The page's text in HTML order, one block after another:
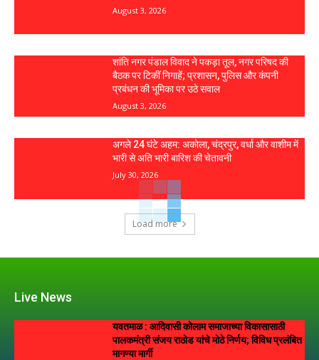
August 3, 2026
शांति नगर पंडाल विवाद ने पकड़ा तूल, नगर परिषद की
बैठक पर टिकीं निगाहें; प्रशासन, पुलिस और कंपनी
प्रबंधन की भूमिका पर उठे सवाल
August 3, 2026
अगले 24 घंटे अहम: अकोला, चंद्रपुर, वर्धा और वाशीम में
भारी से अति भारी बारिश की चेतावनी
July 30, 2026
Load more
Live News
यवतमाळ : आदिवासी कोलाम समाजाच्या विकासासाठी
पालकमंत्री संजय राठोड यांचे मोठे निर्णय; विविध प्रलंबित
मागण्या मार्गी